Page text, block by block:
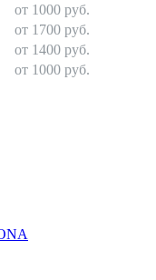
от 1000 руб.
от 1700 руб.
от 1400 руб.
от 1000 руб.